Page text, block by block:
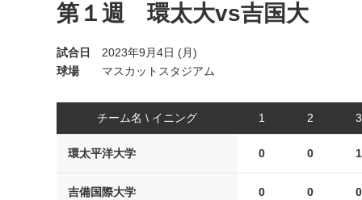
第１週 環太大vs吉国大
試合日
2023年9月4日 (月)
球場
マスカットスタジアム
チーム名 \ イニング 1 2 3
環太平洋大学 0 0 1
吉備国際大学 0 0 0